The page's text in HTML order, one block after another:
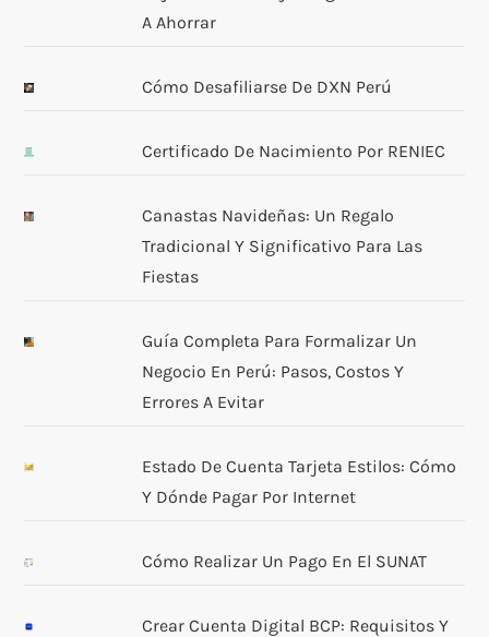
A Ahorrar
Cómo Desafiliarse De DXN Perú
Certificado De Nacimiento Por RENIEC
Canastas Navideñas: Un Regalo
Tradicional Y Significativo Para Las
Fiestas
Guía Completa Para Formalizar Un
Negocio En Perú: Pasos, Costos Y
Errores A Evitar
Estado De Cuenta Tarjeta Estilos: Cómo
Y Dónde Pagar Por Internet
Cómo Realizar Un Pago En El SUNAT
Crear Cuenta Digital BCP: Requisitos Y